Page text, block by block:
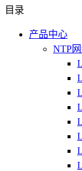
目录
产品中心
NTP